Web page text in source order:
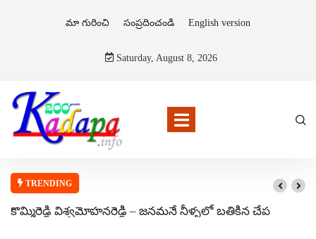
మా గురించి సంప్రదించండి English version
Saturday, August 8, 2026
TRENDING
కొమ్మిరెడ్డి విశ్వమోహనరెడ్డి – జనమనే నీళ్ళలో బతికిన చేప